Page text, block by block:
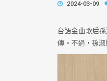
2024-03-09
台語金曲歌后
傳。不過，孫